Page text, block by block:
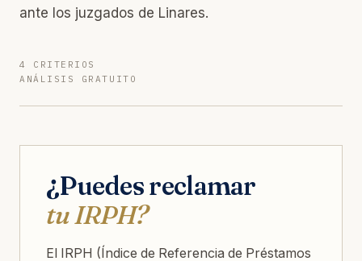
ante los juzgados de Linares.
4 CRITERIOS
ANÁLISIS GRATUITO
¿Puedes reclamar
tu IRPH?
El IRPH (Índice de Referencia de Préstamos